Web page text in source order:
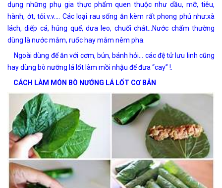
dụng những phụ gia thực phẩm quen thuộc như dầu, mỡ, tiêu,
hành, ớt, tỏi.v.v…. Các loại rau sống ăn kèm rất phong phú như:xà
lách, diếp cá, húng quế, dưa leo, chuối chát…Nước chấm thường
dùng là nước mắm, ruốc hay mắm nêm pha.
Ngoài dùng để ăn với cơm, bún, bánh hỏi… các đệ tử lưu linh cũng
hay dùng bò nưỡng lá lốt làm mồi nhậu để đưa “cay” !.
CÁCH LÀM MÓN BÒ NƯỚNG LÁ LỐT CƠ BẢN